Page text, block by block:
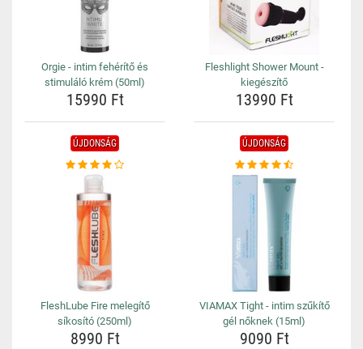
Orgie - intim fehérítő és
stimuláló krém (50ml)
15990 Ft
Fleshlight Shower Mount -
kiegészítő
13990 Ft
ÚJDONSÁG
FleshLube Fire melegítő
síkosító (250ml)
8990 Ft
ÚJDONSÁG
VIAMAX Tight - intim szűkítő
gél nőknek (15ml)
9090 Ft